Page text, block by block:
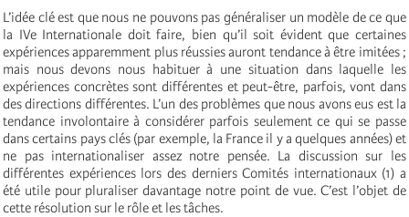
L’idée clé est que nous ne pouvons pas généraliser un modèle de ce que
la IVe Internationale doit faire, bien qu’il soit évident que certaines
expériences apparemment plus réussies auront tendance à être imitées ;
mais nous devons nous habituer à une situation dans laquelle les
expériences concrètes sont différentes et peut-être, parfois, vont dans
des directions différentes. L’un des problèmes que nous avons eus est la
tendance involontaire à considérer parfois seulement ce qui se passe
dans certains pays clés (par exemple, la France il y a quelques années) et
ne pas internationaliser assez notre pensée. La discussion sur les
différentes expériences lors des derniers Comités internationaux (1) a
été utile pour pluraliser davantage notre point de vue. C’est l’objet de
cette résolution sur le rôle et les tâches.